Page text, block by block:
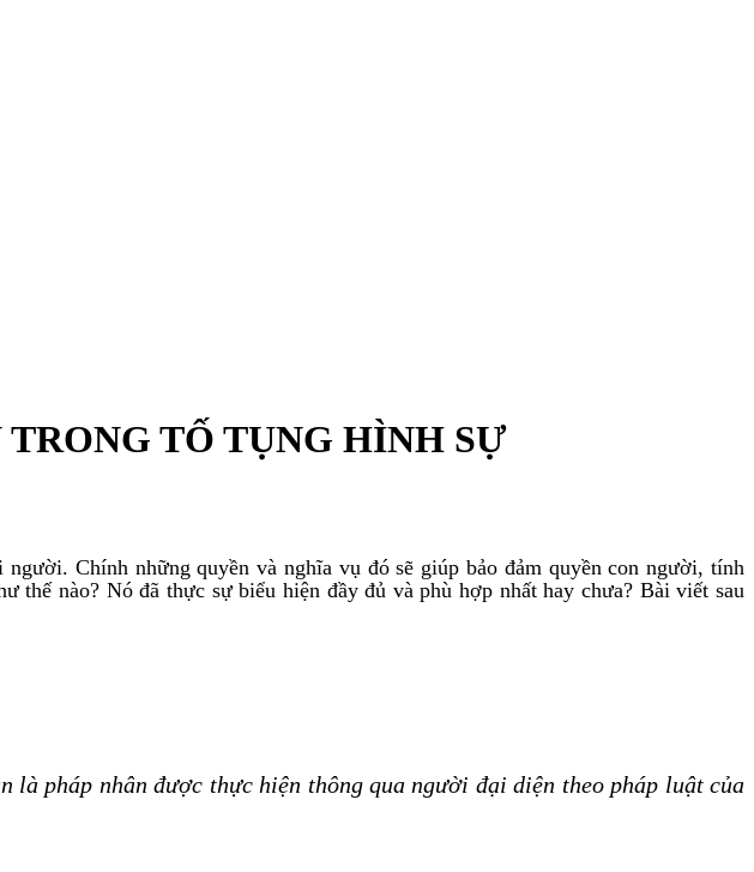
TỐ TỤNG HÌNH SỰ
Chính những quyền và nghĩa vụ đó sẽ giúp bảo đảm quyền con người, tính
nào? Nó đã thực sự biểu hiện đầy đủ và phù hợp nhất hay chưa? Bài viết sau
pháp nhân được thực hiện thông qua người đại diện theo pháp luật của